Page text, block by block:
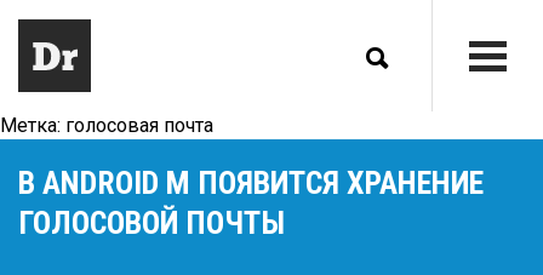
Метка: голосовая почта
В ANDROID M ПОЯВИТСЯ ХРАНЕНИЕ
ГОЛОСОВОЙ ПОЧТЫ